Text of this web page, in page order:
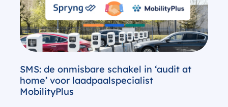
SMS: de onmisbare schakel in ‘audit at
home’ voor laadpaalspecialist
MobilityPlus